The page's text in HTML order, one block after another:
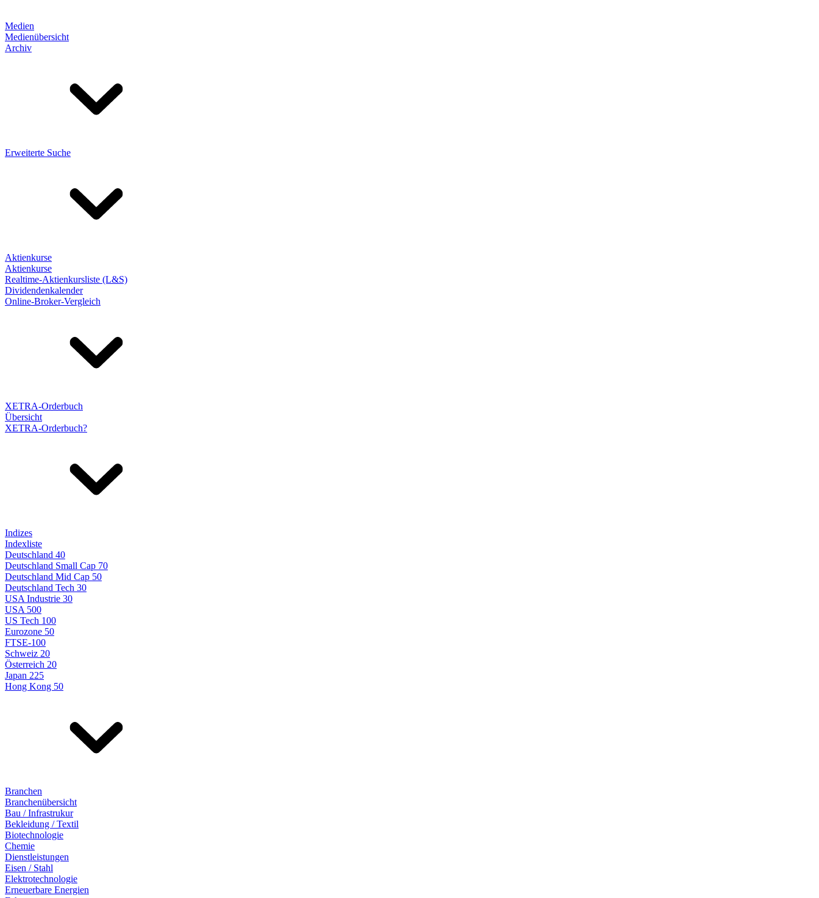
Medien
Medienübersicht
Archiv
Erweiterte Suche
Aktienkurse
Aktienkurse
Realtime-Aktienkursliste (L&S)
Dividendenkalender
Online-Broker-Vergleich
XETRA-Orderbuch
Übersicht
XETRA-Orderbuch?
Indizes
Indexliste
Deutschland 40
Deutschland Small Cap 70
Deutschland Mid Cap 50
Deutschland Tech 30
USA Industrie 30
USA 500
US Tech 100
Eurozone 50
FTSE-100
Schweiz 20
Österreich 20
Japan 225
Hong Kong 50
Branchen
Branchenübersicht
Bau / Infrastrukur
Bekleidung / Textil
Biotechnologie
Chemie
Dienstleistungen
Eisen / Stahl
Elektrotechnologie
Erneuerbare Energien